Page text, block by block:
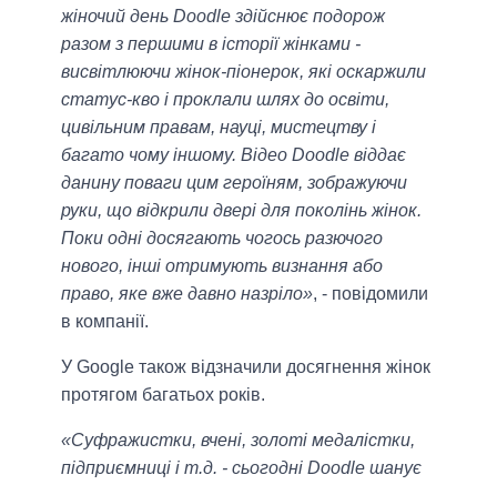
жіночий день Doodle здійснює подорож
разом з першими в історії жінками -
висвітлюючи жінок-піонерок, які оскаржили
статус-кво і проклали шлях до освіти,
цивільним правам, науці, мистецтву і
багато чому іншому. Відео Doodle віддає
данину поваги цим героїням, зображуючи
руки, що відкрили двері для поколінь жінок.
Поки одні досягають чогось разючого
нового, інші отримують визнання або
право, яке вже давно назріло», - повідомили
в компанії.
У Google також відзначили досягнення жінок
протягом багатьох років.
«Суфражистки, вчені, золоті медалістки,
підприємниці і т.д. - сьогодні Doodle шанує